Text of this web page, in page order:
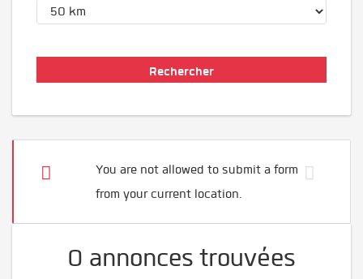
You are not allowed to submit a form
from your current location.
0 annonces trouvées